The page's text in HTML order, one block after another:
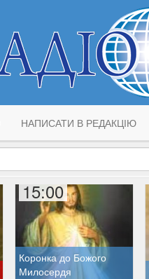
НАПИСАТИ В РЕДАКЦІЮ
15:00
Коронка до Божого
Милосердя